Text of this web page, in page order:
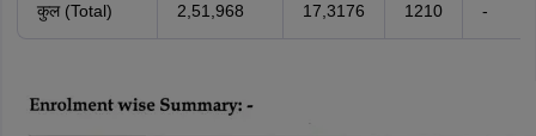
कुल (Total) 2,51,968 17,3176 1210 -